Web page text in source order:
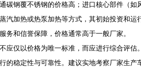
碳钢覆不锈钢的价格高；进口核心部件（如
汽加热或热泵加热等方式，其初始投资和运
务和信誉保障，价格通常高于一般厂家。
应仅以价格为唯一标准，而应进行综合评
的稳定性与可靠性。建议实地考察厂家生